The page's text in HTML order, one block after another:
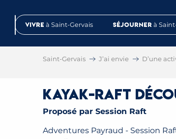
contenuVivre à Saint-Gervais Séjourner à
Saint-Gervais J’ai envie D’une
Kayak-raft
Proposé par Session Raft
Adventures Payraud - Session